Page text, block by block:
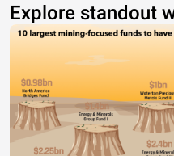
Explore standout